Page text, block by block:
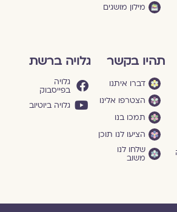
מילון מושגים
תהיו בקשר
דברו איתנו
הצטרפו אלינו
תמכו בנו
הציעו לנו תוכן
שלחו לנו
משוב
גלויה ברשת
גלויה
בפייסבוק
גלויה ביוטיוב